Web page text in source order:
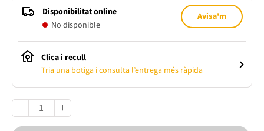
Disponibilitat online
No disponible
Avisa'm
Clica i recull
Tria una botiga i consulta l’entrega més ràpida